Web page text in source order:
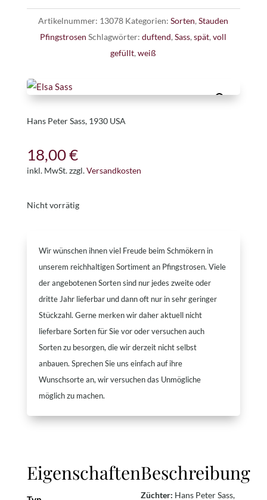
Artikelnummer: 13078 Kategorien:Sorten,Stauden
Pfingstrosen Schlagwörter:duftend,Sass,spät,voll
gefüllt,weiß
Hans Peter Sass, 1930 USA
18,00€
inkl. MwSt. zzgl.Versandkosten
Nicht vorrätig
Wir wünschen ihnen viel Freude beim Schmökern in
unserem reichhaltigen Sortiment an Pfingstrosen. Viele
der angebotenen Sorten sind nur jedes zweite oder
dritte Jahr lieferbar und dann oft nur in sehr geringer
Stückzahl. Gerne merken wir daher aktuell nicht
lieferbare Sorten für Sie vor oder versuchen auch
Sorten zu besorgen, die wir derzeit nicht selbst
anbauen. Sprechen Sie uns einfach auf ihre
Wunschsorte an, wir versuchen das Unmögliche
möglich zu machen.
EigenschaftenBeschreibung
Züchter: Hans Peter Sass,